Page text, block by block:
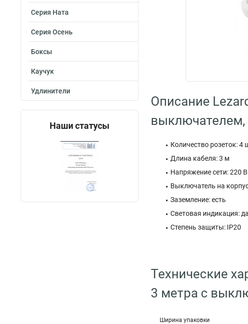
Серия Ната
Серия Осень
Боксы
Каучук
Удлинители
Наши статусы
Описание
выключателем,
Количество розеток: 4
Длина кабеля: 3 м
Напряжение сети: 220 В
Выключатель на
Заземление: есть
Световая индикация: да
Степень защиты: IP20
Технические
3 метра с
Ширина упаковки